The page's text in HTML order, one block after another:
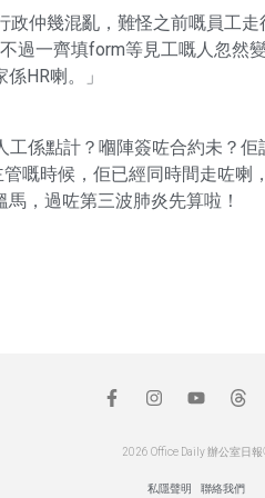
仲幾混亂，難怪之前嘅員工
過一齊填form等見工嘅人忽然
HR喇。」
係點計？嗰陣簽咗合約未？
嘅時候，佢已經同時間走咗喇
，過咗第三波肺炎先算啦！
2026 Office Daily 辦公室日
私隱聲明 聯絡我們